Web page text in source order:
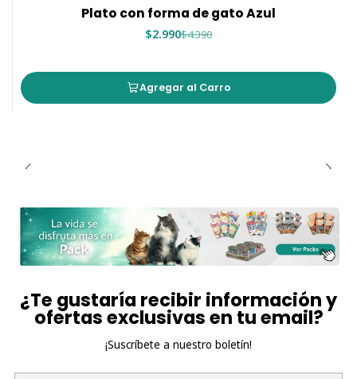
Plato con forma de gato Azul
$2.990$4.390
Agregar al Carro
¿Te gustaría recibir información y
ofertas exclusivas en tu email?
¡Suscríbete a nuestro boletín!